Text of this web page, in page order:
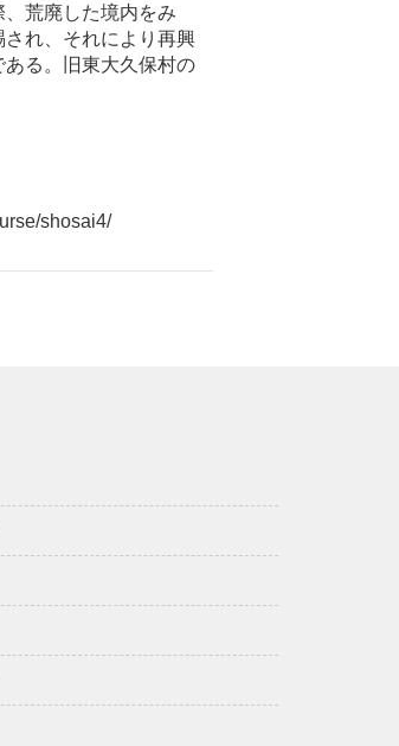
荒廃した境内をみ
れ、それにより再興
る。旧東大久保村の
shosai4/